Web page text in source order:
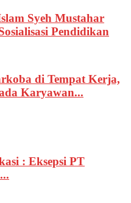
Syeh Mustahar
Pendidikan
di Tempat Kerja,
Karyawan...
: Eksepsi PT